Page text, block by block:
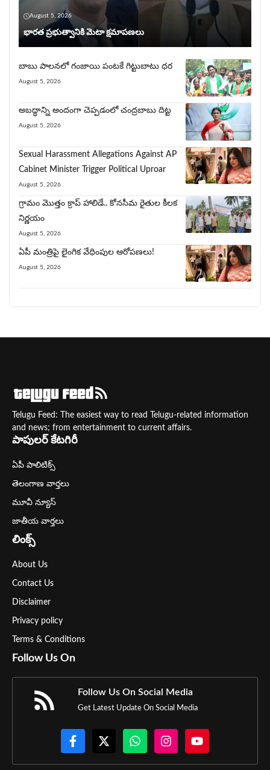
August 5, 2026
భార‌త ప్ర‌భుత్వానికి మెటా క్షమాపణలు
బాబు పాలనలో గంజాయి పంట‌కే గిట్టుబాటు ధర
August 5, 2026
అబద్ధాన్ని అందంగా చెప్పడంలో చంద్రబాబు దిట్ట
August 5, 2026
Sexual Harassment Allegations Against AP
Cabinet Minister Trigger Political Uproar
August 5, 2026
గ్రామం మొత్తం క్రాప్ హాలిడే.. కోనసీమ రైతుల కీలక
నిర్ణయం
August 5, 2026
ఏపీ మంత్రిపై లైంగిక వేధింపుల ఆరోపణలు!
August 5, 2026
Telugu Feed: The easiest way to read Telugu-related information
and news; from entertainment to current affairs.
పాపులర్ కేటగిరీ
ఏపీ పాలిటిక్స్
తెలంగాణ వార్తలు
మూవీ న్యూస్
జాతీయ వార్తలు
లింక్స్
About Us
Contact Us
Disclaimer
Privacy policy
Terms & Conditions
Follow Us On
Follow Us On Social Media
Get Latest Update On Social Media